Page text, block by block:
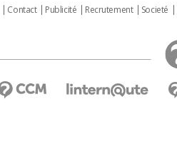
Contact Publicité Recrutement Societé